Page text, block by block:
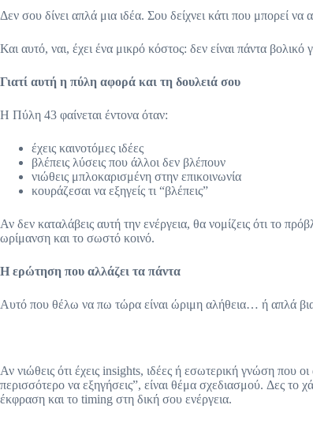
Δεν σου δίνει απλά μια ιδέα. Σου δείχνει κάτι που μπορεί
Και αυτό, ναι, έχει ένα μικρό κόστος: δεν είναι πάντα βολικό
Γιατί αυτή η πύλη αφορά και τη δουλειά σου
Η Πύλη 43 φαίνεται έντονα όταν:
έχεις καινοτόμες ιδέες
βλέπεις λύσεις που άλλοι δεν βλέπουν
νιώθεις μπλοκαρισμένη στην επικοινωνία
κουράζεσαι να εξηγείς τι “βλέπεις”
Αν δεν καταλάβεις αυτή την ενέργεια, θα νομίζεις ότι το
ωρίμανση και το σωστό κοινό.
Η ερώτηση που αλλάζει τα πάντα
Αυτό που θέλω να πω τώρα είναι ώριμη αλήθεια… ή απλά
Αν νιώθεις ότι έχεις insights, ιδέες ή εσωτερική γνώση που
περισσότερο να εξηγήσεις”, είναι θέμα σχεδιασμού. Δες το
έκφραση και το timing στη δική σου ενέργεια.